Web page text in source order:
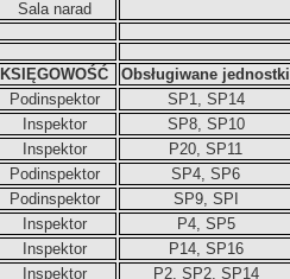
Sala narad
KSIĘGOWOŚĆ Obsługiwane jednostki
Podinspektor
SP1, SP14
Inspektor
SP8, SP10
Inspektor
P20, SP11
Podinspektor
SP4, SP6
Podinspektor
SP9, SPI
Inspektor
P4, SP5
Inspektor
P14, SP16
Inspektor
P2, SP2, SP14